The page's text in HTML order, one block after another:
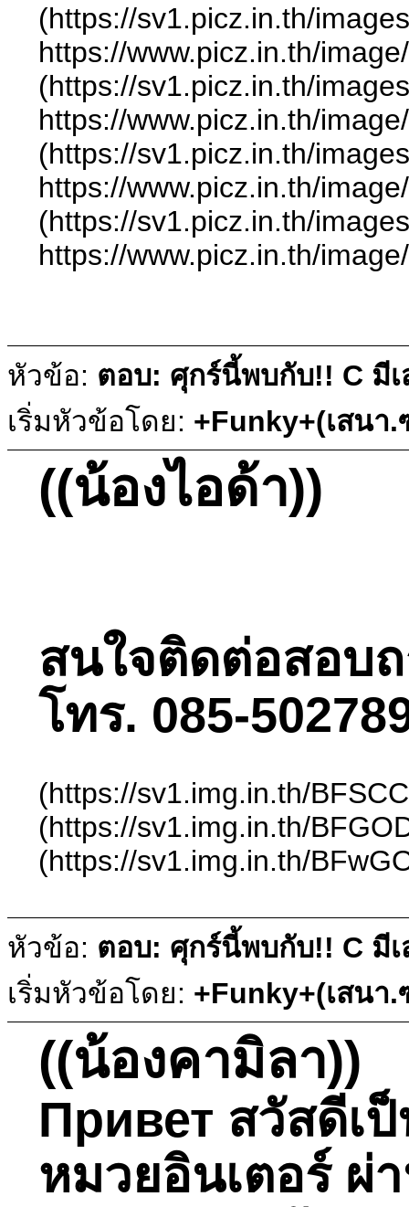
(https://sv1.picz.in.th/
https://www.picz.in.th/
(https://sv1.picz.in.th/
https://www.picz.in.th/
(https://sv1.picz.in.th/
https://www.picz.in.th/
(https://sv1.picz.in.th/
https://www.picz.in.th/
หัวข้อ: ตอบ: ศุกร์นี้พบกับ!! C มี
เริ่มหัวข้อโดย: +Funky+(เสนา
((น้องไอด้า))
สนใจติดต่อสอบ
โทร. 085-
(https://sv1.img.in.th/
(https://sv1.img.in.th/
(https://sv1.img.in.th/
หัวข้อ: ตอบ: ศุกร์นี้พบกับ!! C มี
เริ่มหัวข้อโดย: +Funky+(เสนา
((น้องคามิลา))
Привет สวัสดีเ
หมวยอินเตอร์ ผ่